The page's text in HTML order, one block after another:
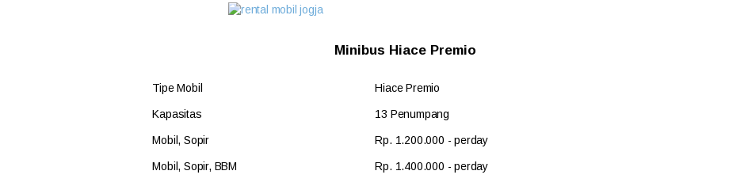
Minibus Hiace Premio
Tipe Mobil Hiace Premio
Kapasitas 13 Penumpang
Mobil, Sopir Rp. 1.200.000 - perday
Mobil, Sopir, BBM Rp. 1.400.000 - perday